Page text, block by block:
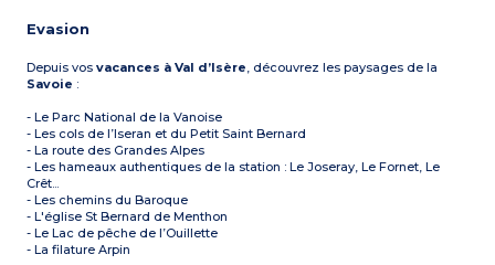
Evasion
Depuis vosvacances à Val d’Isère, découvrez les paysages de la
Savoie :
- Le Parc National de la Vanoise
- Les cols de l’Iseran et du Petit Saint Bernard
- La route des Grandes Alpes
- Les hameaux authentiques de la station : Le Joseray, Le Fornet, Le
Crêt...
- Les chemins du Baroque
- L'église St Bernard de Menthon
- Le Lac de pêche de l’Ouillette
- La filature Arpin